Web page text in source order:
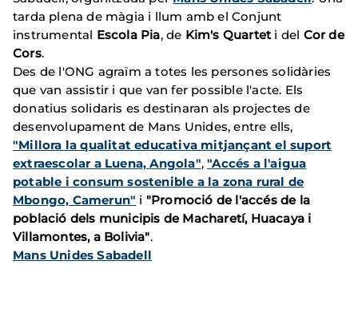
tarda plena de màgia i llum amb el Conjunt
instrumental Escola Pia, de Kim's Quarteti del Cor de
Cors.
Des de l'ONG agraïm a totes les persones solidàries
que van assistir i que van fer possible l'acte. Els
donatius solidaris es destinaran als projectes de
desenvolupament de Mans Unides, entre ells,
"Millora la qualitat educativa mitjançant el suport
extraescolar a Luena, Angola","Accés a l'aigua
potable i consum sostenible a la zona rural de
Mbongo, Camerun" i "Promoció de l'accés de la
població dels municipis de Macharetí, Huacaya i
Villamontes, a Bolivia".
Mans Unides Sabadell